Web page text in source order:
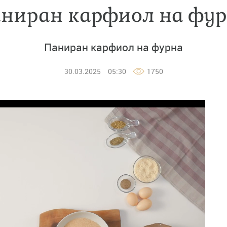
карфиол на
Паниран карфиол на фурна
30.03.2025 05:30 1750